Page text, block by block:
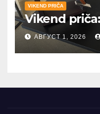
VIKEND PRIČA
Vikend
АВГУСТ 1, 2026